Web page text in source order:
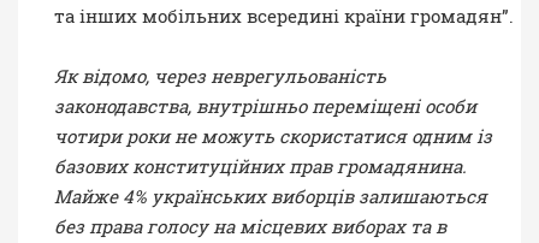
та інших мобільних всередині країни громадян”.
Як відомо, через неврегульованість
законодавства, внутрішньо переміщені особи
чотири роки не можуть скористатися одним із
базових конституційних прав громадянина.
Майже 4% українських виборців залишаються
без права голосу на місцевих виборах та в